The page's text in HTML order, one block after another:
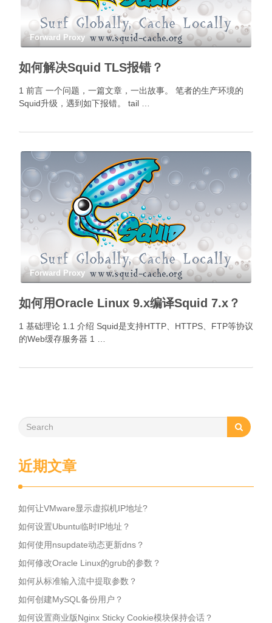
Forward Proxy
如何解决Squid TLS报错？
1 前言 一个问题，一篇文章，一出故事。 笔者的生产环境的
Squid升级，遇到如下报错。 tail …
Forward Proxy
如何用Oracle Linux 9.x编译Squid 7.x？
1 基础理论 1.1 介绍 Squid是支持HTTP、HTTPS、FTP等协议
的Web缓存服务器 1 …
近期文章
如何让VMware显示虚拟机IP地址?
如何设置Ubuntu临时IP地址？
如何使用nsupdate动态更新dns？
如何修改Oracle Linux的grub的参数？
如何从标准输入流中提取参数？
如何创建MySQL备份用户？
如何设置商业版Nginx Sticky Cookie模块保持会话？